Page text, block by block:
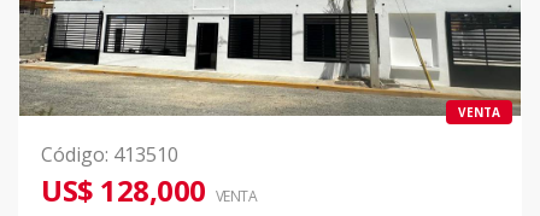
VENTA
Código: 413510
US$ 128,000 VENTA